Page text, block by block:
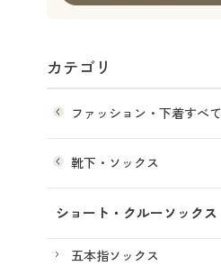
カテゴリ
ファッション・下着すべて
靴下・ソックス
ショート・クルーソックス
五本指ソックス